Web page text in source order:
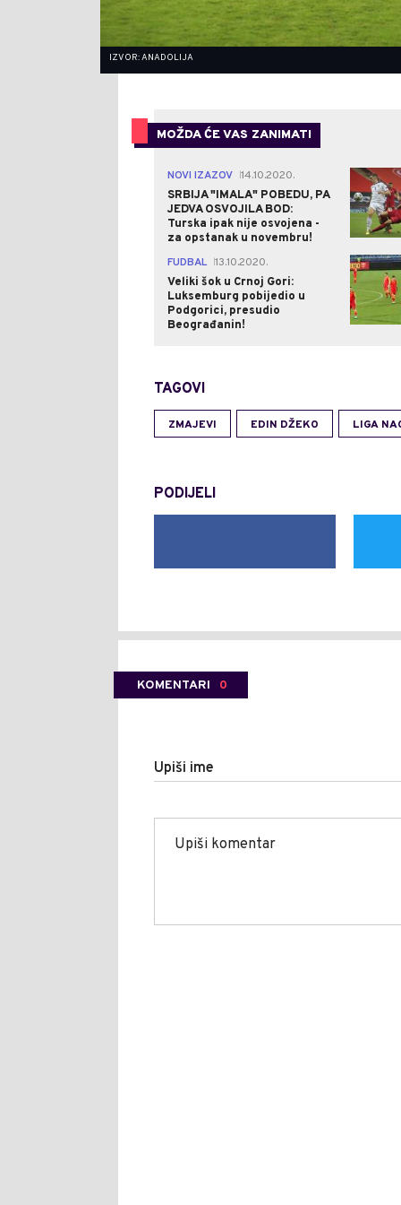
IZVOR: ANADOLIJA
MOŽDA ĆE VAS ZANIMATI
NOVI IZAZOV 14.10.2020.
SRBIJA "IMALA" POBEDU, PA
JEDVA OSVOJILA BOD:
Turska ipak nije osvojena -
za opstanak u novembru!
FUDBAL 13.10.2020.
Veliki šok u Crnoj Gori:
Luksemburg pobijedio u
Podgorici, presudio
Beograđanin!
TAGOVI
ZMAJEVI EDIN DŽEKO LIGA
PODIJELI
KOMENTARI 0
Upiši ime